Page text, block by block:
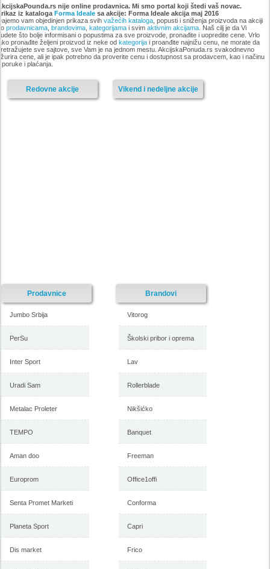
namestaja, akcija 6. novembar
do 9. decembar 2018
-istekla akcija-
oktobar 2018
-istekla akcija-
namestaja maj 2018
april 2018
-istekla akcija-
nije online prodavnica. Mi smo portal koji štedi vaš novac.
iz kataloga Forma Idealesa akcije: Forma Ideale akcija maj 2016
vam objedinjen prikaza svih važećih kataloga, popusti i sniženja proizvoda na akciji
prodavnicama, brandovima, kategorijamai svim aktivnim akcijama. Naš cilj je da Vi
što bolje informisani o popustima za sve proizvode, pronađite i uopredite cene. Vrlo
pronađite željeni proizvod iz neke od kategorijai proanđite najnižu cenu, ne morate da
sve sajtove, sve Vam je na jednom mestu. AkcijskaPonuda.rs svakodnevno
cene, ali je ipak potrebno da proverite cenu i dostupnost sa prodavcem, kao i načinu
i plaćanja.
Vikend i nedeljne akcije
Redovne akcije
Prodavnice
Jumbo Srbija
PerSu
Inter Sport
Uradi Sam
Metalac Proleter
TEMPO
Aman doo
Europrom
Senta Promet Marketi
Planeta Sport
Dis market
Brandovi
Vitorog
Školski pribor i oprema
Lav
Rollerblade
Nikšićko
Banquet
Freeman
Office1offi
Conforma
Capri
Frico